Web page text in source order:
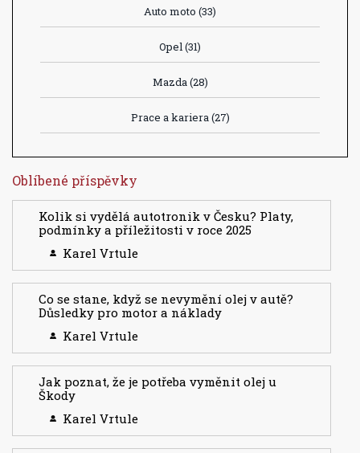
Auto moto (33)
Opel(31)
Mazda(28)
Prace a kariera(27)
Oblíbené příspěvky
Kolik si vydělá autotronik v Česku? Platy,
podmínky a příležitosti v roce 2025
Karel Vrtule
Co se stane, když se nevymění olej v autě?
Důsledky pro motor a náklady
Karel Vrtule
Jak poznat, že je potřeba vyměnit olej u
Škody
Karel Vrtule